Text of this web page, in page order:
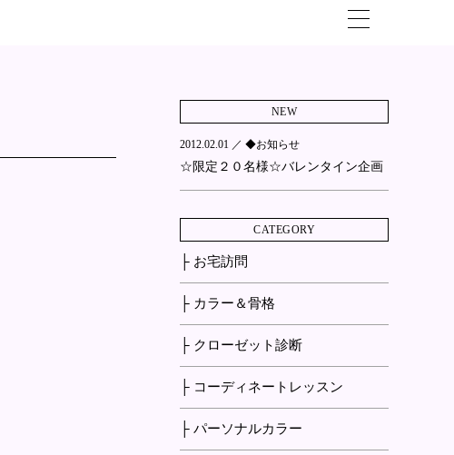
NEW
2012.02.01 ／ ◆お知らせ
☆限定２０名様☆バレンタイン企画
CATEGORY
├ お宅訪問
├ カラー＆骨格
├ クローゼット診断
├ コーディネートレッスン
├ パーソナルカラー